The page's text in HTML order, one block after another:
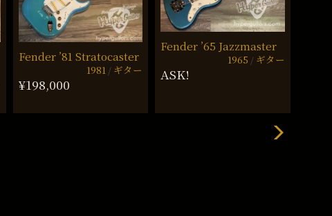
Fender ’81 Stratocaster
1981 ギター
¥198,000
Fender ’65 Jazzmaster
1965 ギター
ASK!